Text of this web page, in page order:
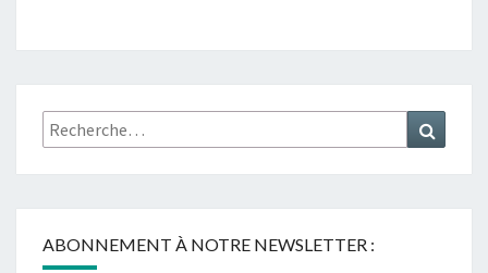
Rechercher :
ABONNEMENT À NOTRE NEWSLETTER :